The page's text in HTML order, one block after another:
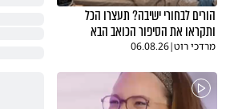
הורים לבחורי ישיבה? תעצרו הכל
ותקראו את הסיפור הכואב הבא
מרדכי רוט|
06.08.26